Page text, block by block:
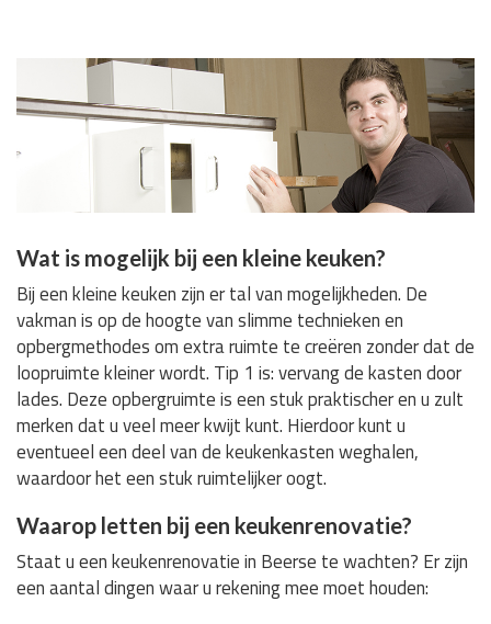
Wat is mogelijk bij een kleine keuken?
Bij een kleine keuken zijn er tal van mogelijkheden. De
vakman is op de hoogte van slimme technieken en
opbergmethodes om extra ruimte te creëren zonder dat de
loopruimte kleiner wordt. Tip 1 is: vervang de kasten door
lades. Deze opbergruimte is een stuk praktischer en u zult
merken dat u veel meer kwijt kunt. Hierdoor kunt u
eventueel een deel van de keukenkasten weghalen,
waardoor het een stuk ruimtelijker oogt.
Waarop letten bij een keukenrenovatie?
Staat u een keukenrenovatie in Beerse te wachten? Er zijn
een aantal dingen waar u rekening mee moet houden: